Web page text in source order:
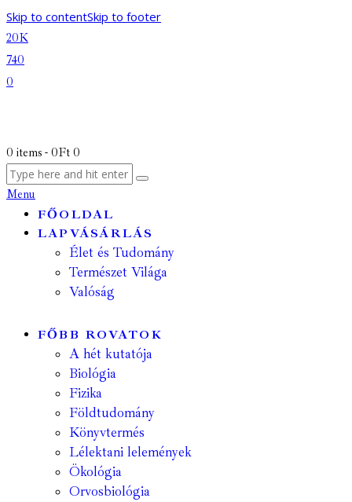
Skip to contentSkip to footer
20K
740
0
0 items - 0Ft 0
Menu
FŐOLDAL
LAPVÁSÁRLÁS
Élet és Tudomány
Természet Világa
Valóság
FŐBB ROVATOK
A hét kutatója
Biológia
Fizika
Földtudomány
Könyvtermés
Lélektani lelemények
Ökológia
Orvosbiológia